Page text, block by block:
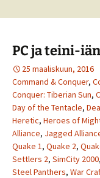
PC ja teini-
25 maaliskuun, 2016
Command & Conquer,
Conquer: Tiberian Sun,
Day of the Tentacle,
Heretic, Heroes of
Alliance, Jagged
Quake 1, Quake 2,
Settlers 2, SimCity 2000,
Steel Panthers, War